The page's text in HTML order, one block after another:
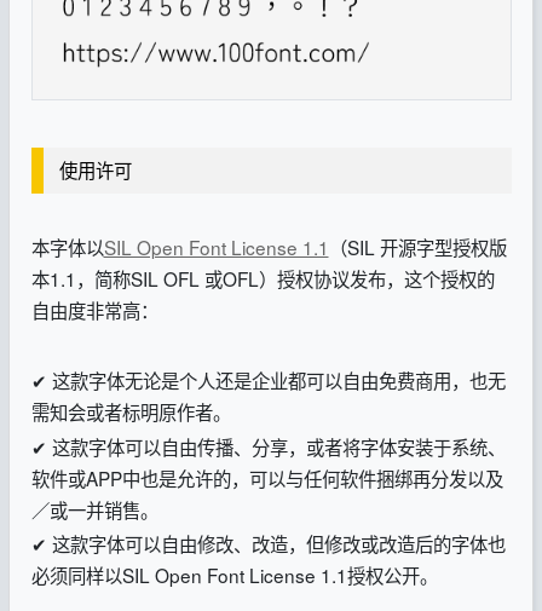
使用许可
本字体以SIL Open Font License 1.1 （SIL 开源字型授权版
本1.1，简称SIL OFL 或OFL）授权协议发布，这个授权的
自由度非常高：
✔ 这款字体无论是个人还是企业都可以自由免费商用，也无
需知会或者标明原作者。
✔ 这款字体可以自由传播、分享，或者将字体安装于系统、
软件或APP中也是允许的，可以与任何软件捆绑再分发以及
／或一并销售。
✔ 这款字体可以自由修改、改造，但修改或改造后的字体也
必须同样以SIL Open Font License 1.1授权公开。